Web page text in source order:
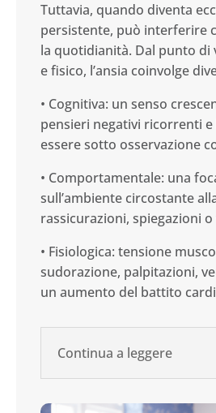
Tuttavia, quando diventa
persistente, può interferire
la quotidianità. Dal punto di
e fisico, l’ansia coinvolge
• Cognitiva: un senso
pensieri negativi ricorrenti e
essere sotto osservazione
• Comportamentale: una
sull’ambiente circostante
rassicurazioni, spiegazioni o
• Fisiologica: tensione
sudorazione, palpitazioni,
un aumento del battito
Continua a leggere